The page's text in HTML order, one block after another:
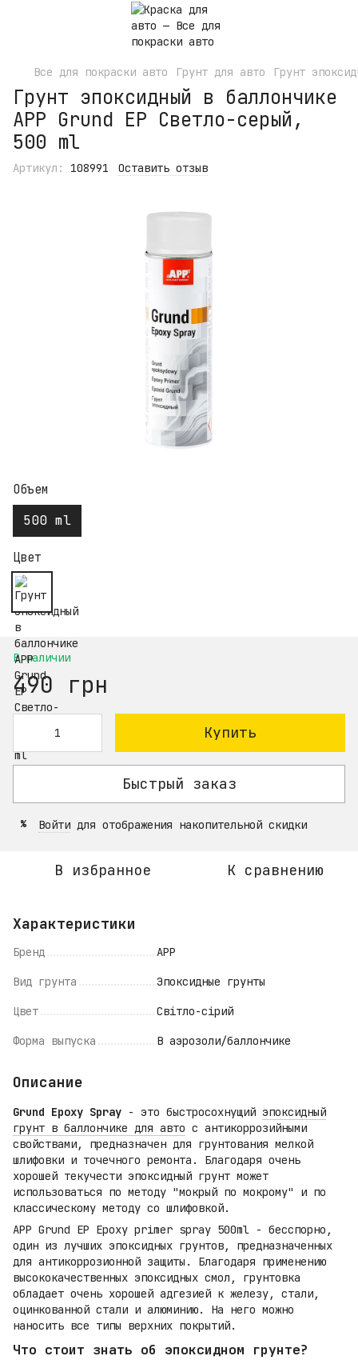
Все для покраски авто Грунт для авто Грунт
Грунт эпоксидный в баллончике
APP Grund EP Светло-серый,
500 ml
Артикул: 108991 Оставить отзыв
Объем
500 ml
Цвет
В наличии
490 грн
Купить
Быстрый заказ
% Войти для отображения накопительной скидки
В избранное К сравнению
Характеристики
Бренд APP
Вид грунта Эпоксидные грунты
Цвет Світло-сірий
Форма выпуска В аэрозоли/баллончике
Описание
Grund Epoxy Spray - это быстросохнущий эпоксидный
грунт в баллончике для авто с антикоррозийными
свойствами, предназначен для грунтования мелкой
шлифовки и точечного ремонта. Благодаря очень
хорошей текучести эпоксидный грунт может
использоваться по методу "мокрый по мокрому" и по
классическому методу со шлифовкой.
APP Grund EP Epoxy primer spray 500ml - бесспорно,
один из лучших эпоксидных грунтов, предназначенных
для антикоррозионной защиты. Благодаря применению
высококачественных эпоксидных смол, грунтовка
обладает очень хорошей адгезией к железу, стали,
оцинкованной стали и алюминию. На него можно
наносить все типы верхних покрытий.
Что стоит знать об эпоксидном грунте?